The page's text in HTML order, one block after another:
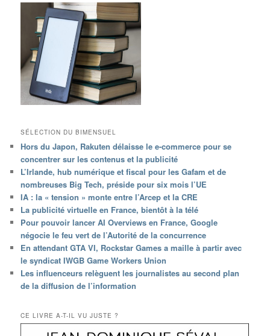
SÉLECTION DU BIMENSUEL
Hors du Japon, Rakuten délaisse le e-commerce pour se
concentrer sur les contenus et la publicité
L’Irlande, hub numérique et fiscal pour les Gafam et de
nombreuses Big Tech, préside pour six mois l’UE
IA : la « tension » monte entre l’Arcep et la CRE
La publicité virtuelle en France, bientôt à la télé
Pour pouvoir lancer AI Overviews en France, Google
négocie le feu vert de l’Autorité de la concurrence
En attendant GTA VI, Rockstar Games a maille à partir avec
le syndicat IWGB Game Workers Union
Les influenceurs relèguent les journalistes au second plan
de la diffusion de l’information
CE LIVRE A-T-IL VU JUSTE ?